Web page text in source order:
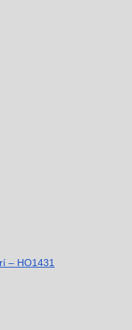
– HO1431